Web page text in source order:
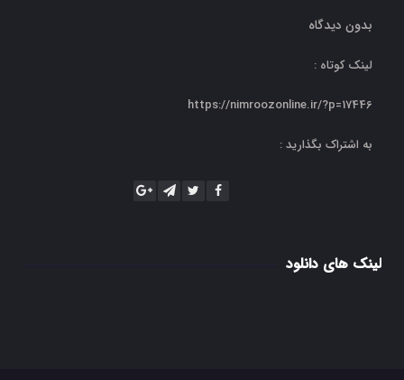
بدون دیدگاه
لینک کوتاه :
https://nimroozonline.ir/?p=17446
به اشتراک بگذارید :
لینک های دانلود